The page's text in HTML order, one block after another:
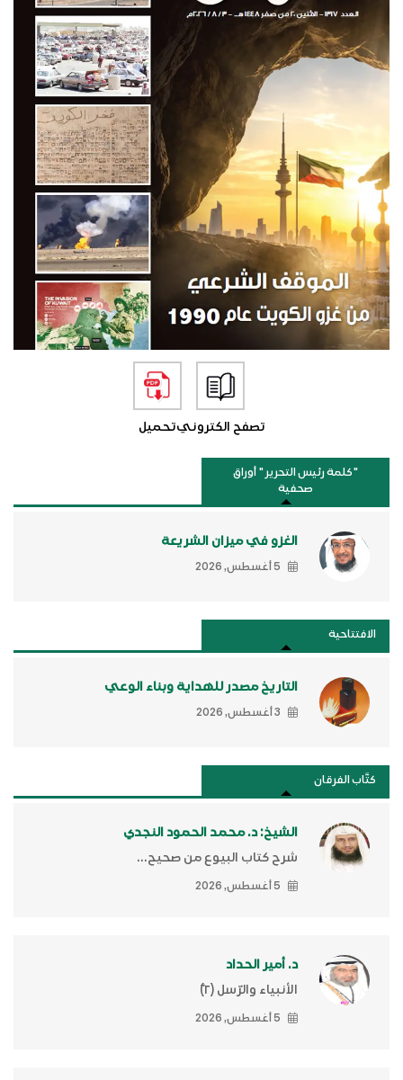
تصفح الكترونيتحميل
"كلمة رئيس التحرير " أوراق
صحفية
الغزو في ميزان الشريعة
5 أغسطس, 2026
الافتتاحية
التاريخ مصدر للهداية وبناء الوعي
3 أغسطس, 2026
كتَّاب الفرقان
الشيخ: د. محمد الحمود النجدي
شرح كتاب البيوع من صحيح...
5 أغسطس, 2026
د. أمير الحداد
الأنبياء والرّسل (٢)ّ
5 أغسطس, 2026